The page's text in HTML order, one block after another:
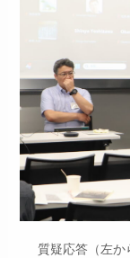
質疑応答（左か